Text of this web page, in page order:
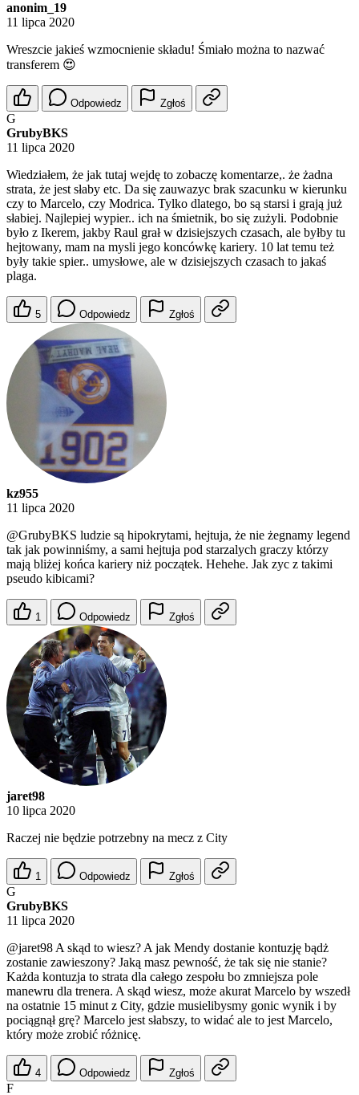
anonim_19
11 lipca 2020
Wreszcie jakieś wzmocnienie składu! Śmiało można to nazwać
transferem 😍
Odpowiedz Zgłoś
G
GrubyBKS
11 lipca 2020
Wiedziałem, że jak tutaj wejdę to zobaczę komentarze,. że żadna
strata, że jest słaby etc. Da się zauwazyc brak szacunku w kierunku
czy to Marcelo, czy Modrica. Tylko dlatego, bo są starsi i grają już
słabiej. Najlepiej wypier.. ich na śmietnik, bo się zużyli. Podobnie
było z Ikerem, jakby Raul grał w dzisiejszych czasach, ale byłby tu
hejtowany, mam na mysli jego koncówkę kariery. 10 lat temu też
były takie spier.. umysłowe, ale w dzisiejszych czasach to jakaś
plaga.
5 Odpowiedz Zgłoś
kz955
11 lipca 2020
@GrubyBKS ludzie są hipokrytami, hejtuja, że nie żegnamy legend
tak jak powinniśmy, a sami hejtuja pod starzalych graczy którzy
mają bliżej końca kariery niż początek. Hehehe. Jak zyc z takimi
pseudo kibicami?
1 Odpowiedz Zgłoś
jaret98
10 lipca 2020
Raczej nie będzie potrzebny na mecz z City
1 Odpowiedz Zgłoś
G
GrubyBKS
11 lipca 2020
@jaret98 A skąd to wiesz? A jak Mendy dostanie kontuzję bądż
zostanie zawieszony? Jaką masz pewność, że tak się nie stanie?
Każda kontuzja to strata dla całego zespołu bo zmniejsza pole
manewru dla trenera. A skąd wiesz, może akurat Marcelo by wszedł
na ostatnie 15 minut z City, gdzie musielibysmy gonic wynik i by
pociągnął grę? Marcelo jest słabszy, to widać ale to jest Marcelo,
który może zrobić różnicę.
4 Odpowiedz Zgłoś
F